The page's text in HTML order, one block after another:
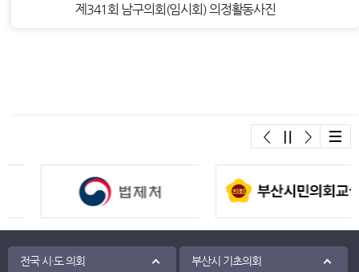
제341회 남구의회(임시회) 의정활동사진
2025-09-18
전국 시·도 의회 부산시 기초의회